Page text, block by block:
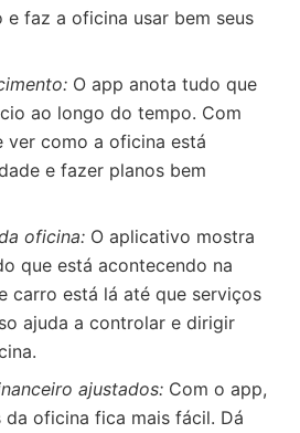
faz a oficina usar bem seus
O app anota tudo que
ao longo do tempo. Com
ver como a oficina está
e fazer planos bem
oficina: O aplicativo mostra
que está acontecendo na
carro está lá até que serviços
ajuda a controlar e dirigir
ajustados: Com o app,
oficina fica mais fácil. Dá